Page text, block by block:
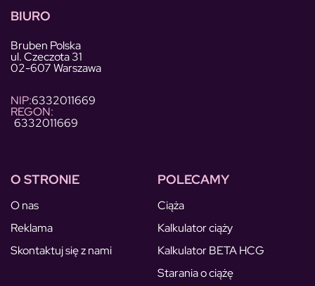
BIURO
Bruben Polska
ul. Czeczota 31
02-607 Warszawa
NIP:6332011669
REGON:
6332011669
O STRONIE
O nas
Reklama
Skontaktuj się z nami
POLECAMY
Ciąża
Kalkulator ciąży
Kalkulator BETA HCG
Starania o ciążę